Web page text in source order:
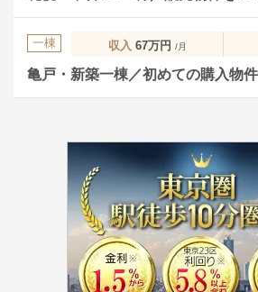
一棟 収入 67万円 /月
亀戸・新築一棟／初めての購入物